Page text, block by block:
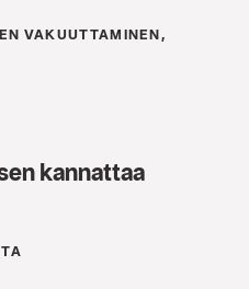
VAKUUTTAMINEN,
kannattaa